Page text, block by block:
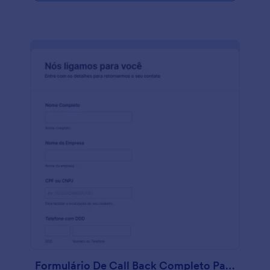
integrações para permitir que você conecte o
formulário com o Google Drive, Dropbox e muito
evolução das avaliações do pós-venda utilizando
Formulário De Call Back Completo Para Pós Vendas